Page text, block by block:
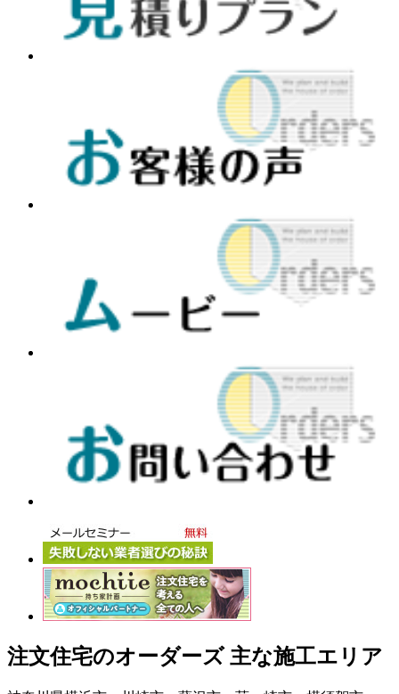
注文住宅のオーダーズ 主な施工エリア